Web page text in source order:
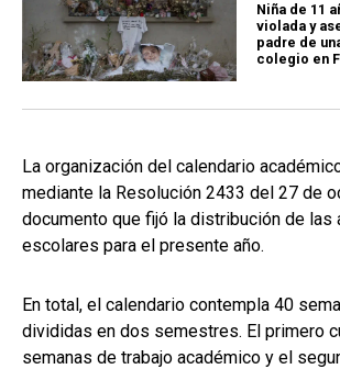
Niña de 11
violada y
padre de
colegio en
La organización del calendario
mediante la Resolución 2433 del 27 de
documento que fijó la distribución de las
escolares para el presente año.
En total, el calendario contempla 40
divididas en dos semestres. El primero
semanas de trabajo académico y el